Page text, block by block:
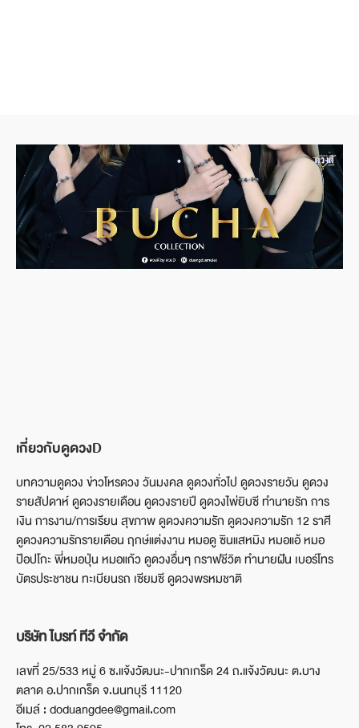
เกี่ยวกับดูดวงD
บทความดูดวง ข่าวโหรดวง วันมงคล ดูดวงทั่วไป ดูดวงรายวัน ดูดวง
รายสัปดาห์ ดูดวงรายเดือน ดูดวงรายปี ดูดวงไพ่ยิบซี ทำนายรัก การ
เงิน การงาน/การเรียน สุขภาพ ดูดวงความรัก ดูดวงความรัก 12 ราศี
ดูดวงความรักรายเดือน ฤกษ์แต่งงาน หมอดู ซินแสหมิง หมอแอ้ หมอ
ป๊อปโกะ พี่หมอปุ่น หมอแก้ว ดูดวงอื่นๆ กราฟชีวิต ทำนายฝัน เบอร์โทร
บัตรประชาชน ทะเบียนรถ เซียมซี ดูดวงพรหมชาติ
บริษัท ไบรท์ ทีวี จำกัด
เลขที่ 25/533 หมู่ 6 ซ.แจ้งวัฒนะ-ปากเกร็ด 24 ถ.แจ้งวัฒนะ ต.บาง
ตลาด อ.ปากเกร็ด จ.นนทบุรี 11120
อีเมล์ : doduangdee@gmail.com